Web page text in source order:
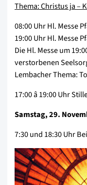
Thema: Christus ja –
08:00 Uhr Hl. Messe
19:00 Uhr Hl. Messe
Die Hl. Messe um
verstorbenen
Lembacher Thema:
17:00 â 19:00 Uhr
Samstag, 29.
7:30 und 18:30 Uhr